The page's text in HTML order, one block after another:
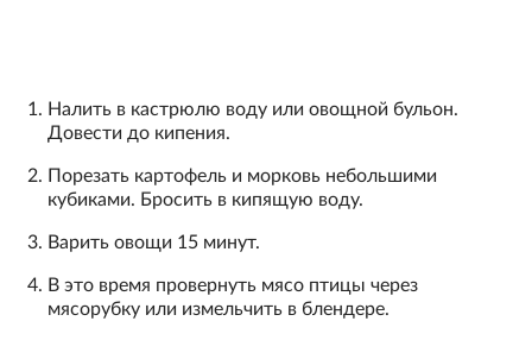
Налить в кастрюлю воду или овощной бульон.
Довести до кипения.
Порезать картофель и морковь небольшими
кубиками. Бросить в кипящую воду.
Варить овощи 15 минут.
В это время провернуть мясо птицы через
мясорубку или измельчить в блендере.